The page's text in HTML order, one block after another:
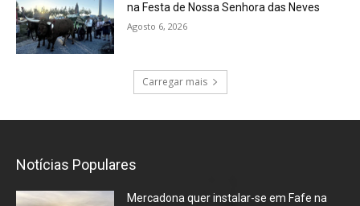
na Festa de Nossa Senhora das Neves
Agosto 6, 2026
Carregar mais
Notícias Populares
Mercadona quer instalar-se em Fafe na